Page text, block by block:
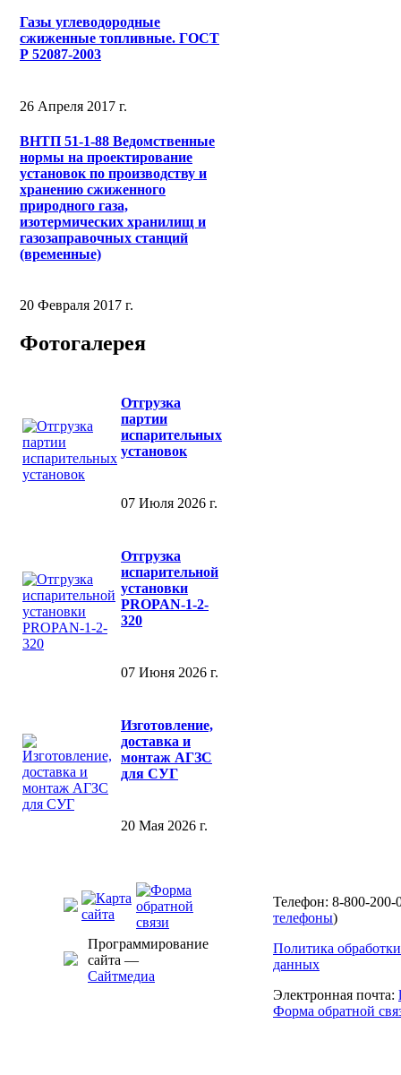
Газы углеводородные
сжиженные топливные. ГОСТ
Р 52087-2003
26 Апреля 2017 г.
ВНТП 51-1-88 Ведомственные
нормы на проектирование
установок по производству и
хранению сжиженного
природного газа,
изотермических хранилищ и
газозаправочных станций
(временные)
20 Февраля 2017 г.
Фотогалерея
Отгрузка
партии
испарительных
установок
07 Июля 2026 г.
Отгрузка
испарительной
установки
PROPAN-1-2-
320
07 Июня 2026 г.
Изготовление,
доставка и
монтаж АГЗС
для СУГ
20 Мая 2026 г.
Программирование
сайта —
Сайтмедиа
Телефон: 8-800-200-
телефоны)
Политика
данных
Электронная почта:
Форма обратной